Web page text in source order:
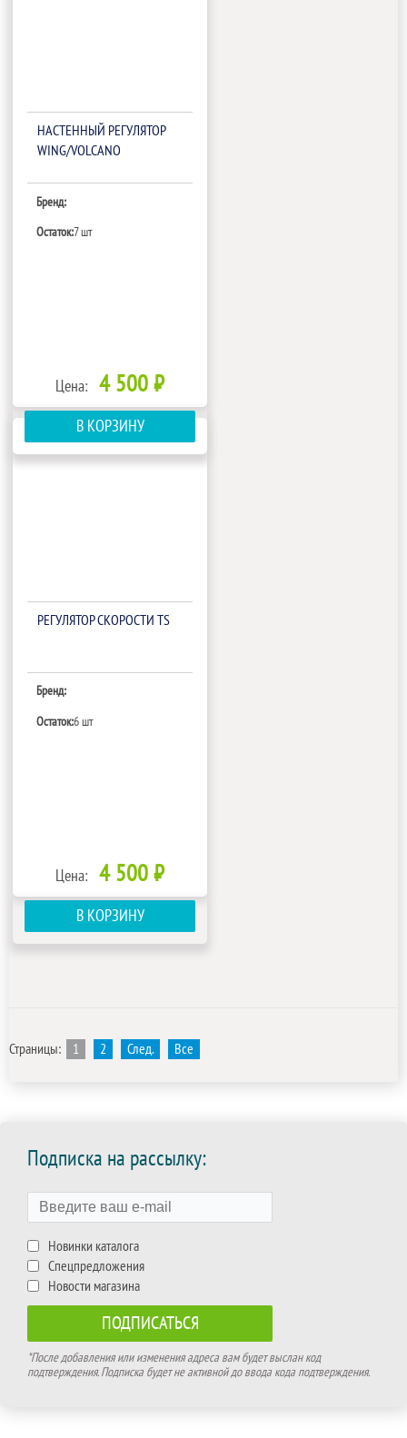
НАСТЕННЫЙ РЕГУЛЯТОР
WING/VOLCANO
Бренд:
Остаток:7 шт
Цена: 4 500 ₽
В КОРЗИНУ
РЕГУЛЯТОР СКОРОСТИ TS
Бренд:
Остаток:6 шт
Цена: 4 500 ₽
В КОРЗИНУ
Страницы: 1 2 След. Все
Подписка на рассылку:
Новинки каталога
Спецпредложения
Новости магазина
*После добавления или изменения адреса вам будет выслан код
подтверждения. Подписка будет не активной до ввода кода подтверждения.